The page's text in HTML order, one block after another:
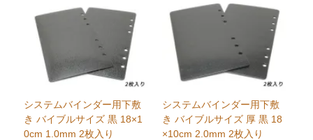
システムバインダー用下敷
き バイブルサイズ 黒 18×1
0cm 1.0mm 2枚入り
システムバインダー用下敷
き バイブルサイズ 厚 黒 18
×10cm 2.0mm 2枚入り